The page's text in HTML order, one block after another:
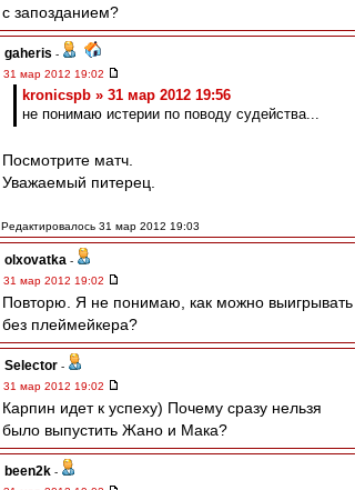
с запозданием?
gaheris -
31 мар 2012 19:02
kronicspb » 31 мар 2012 19:56
не понимаю истерии по поводу судейства...
Посмотрите матч.
Уважаемый питерец.
Редактировалось 31 мар 2012 19:03
olxovatka -
31 мар 2012 19:02
Повторю. Я не понимаю, как можно выигрывать
без плеймейкера?
Selector -
31 мар 2012 19:02
Карпин идет к успеху) Почему сразу нельзя
было выпустить Жано и Мака?
been2k -